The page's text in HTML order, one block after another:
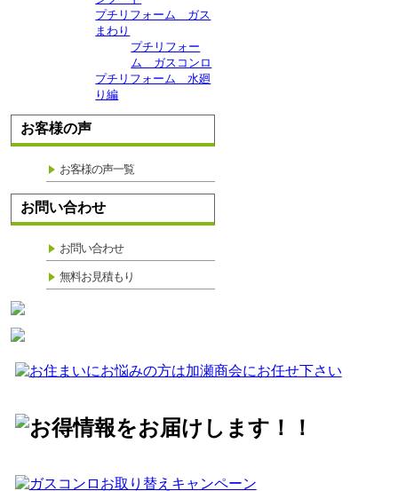
プチリフォーム ガス
まわり
プチリフォー
ム ガスコンロ
プチリフォーム 水廻
り編
お客様の声
お客様の声一覧
お問い合わせ
お問い合わせ
無料お見積もり